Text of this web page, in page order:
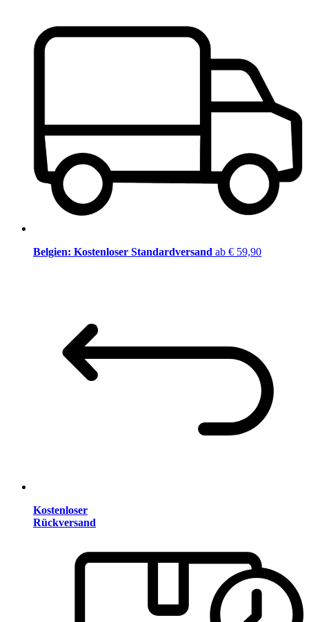
Belgien: Kostenloser Standardversand ab € 59,90
Kostenloser
Rückversand